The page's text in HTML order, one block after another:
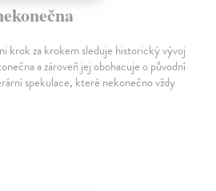
krok za krokem sleduje historický vývoj
a zároveň jej obohacuje o původní
spekulace, které nekonečno vždy